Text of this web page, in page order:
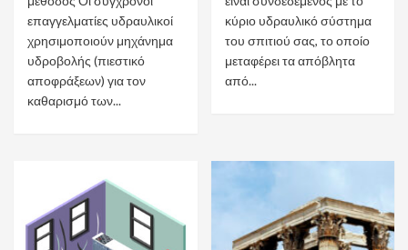
επαγγελματίες υδραυλικοί
χρησιμοποιούν μηχάνημα
υδροβολής (πιεστικό
αποφράξεων) για τον
καθαρισμό των...
κύριο υδραυλικό σύστημα
του σπιτιού σας, το οποίο
μεταφέρει τα απόβλητα
από...